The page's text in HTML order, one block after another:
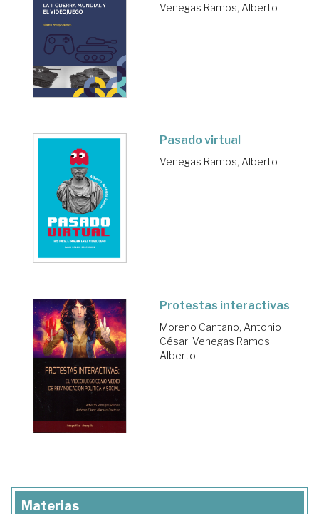
Venegas Ramos, Alberto
Pasado virtual
Venegas Ramos, Alberto
Protestas interactivas
Moreno Cantano, Antonio
César; Venegas Ramos,
Alberto
Materias